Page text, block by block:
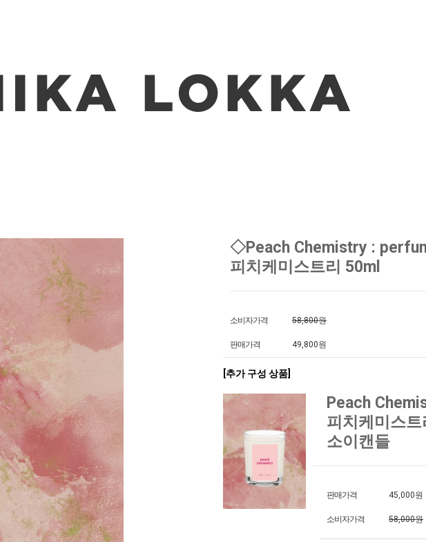
◇Peach Chemistry :
피치케미스트리 50ml
소비자가격 58,800원
판매가격 49,800원
[추가 구성 상품]
Peach
피치케미스트
소이캔들
판매가격 45,000원
소비자가격 58,000원